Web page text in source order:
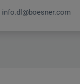
info.dl@boesner.com